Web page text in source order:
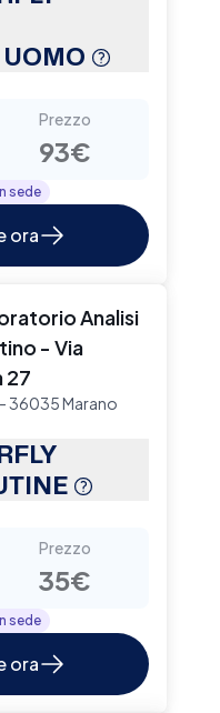
Prezzo
93€
sede
ora
Analisi
- Via
27
36035 Marano
Prezzo
35€
sede
ora